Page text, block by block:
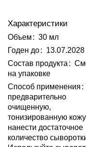
Характеристики
Объем : 30 мл
Годен до: 13.07.2028
Состав продукта :
на упаковке
Способ применения :
предварительно
очищенную,
тонизированную кожу
нанести достаточное
количество